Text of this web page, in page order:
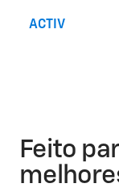
ACTIV
Feito